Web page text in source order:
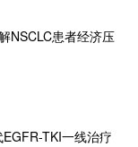
NSCLC患者经济压
TKI一线治疗